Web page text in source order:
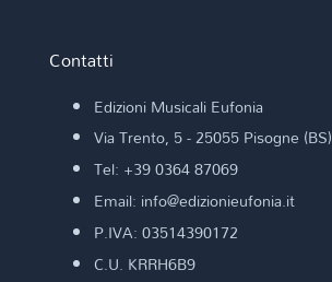
Contatti
Edizioni Musicali Eufonia
Via Trento, 5 - 25055 Pisogne (BS)
Tel: +39 0364 87069
Email: info@edizionieufonia.it
P.IVA: 03514390172
C.U. KRRH6B9